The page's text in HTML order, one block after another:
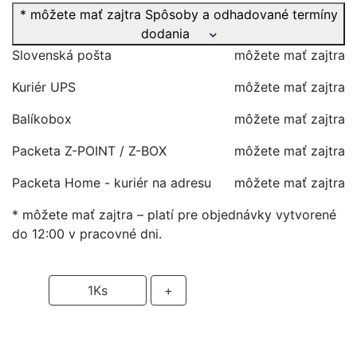
* môžete mať zajtra Spôsoby a odhadované termíny
dodania
Slovenská pošta
môžete mať zajtra
Kuriér UPS
môžete mať zajtra
Balíkobox
môžete mať zajtra
Packeta Z-POINT / Z-BOX
môžete mať zajtra
Packeta Home - kuriér na adresu
môžete mať zajtra
* môžete mať zajtra – platí pre objednávky vytvorené
do 12:00 v pracovné dni.
1Ks +